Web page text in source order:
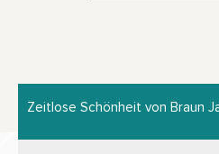
Zeitlose Schönheit von Braun